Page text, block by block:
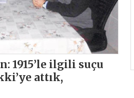
1915’le ilgili suçu
attık,